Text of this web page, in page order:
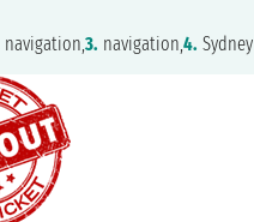
navigation,3. navigation,4. Sydney